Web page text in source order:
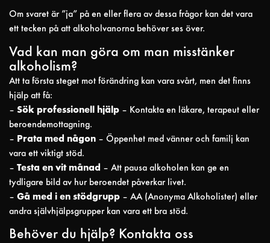
Om svaret är ”ja” på en eller flera av dessa frågor kan det vara
ett tecken på att alkoholvanorna behöver ses över.
Vad kan man göra om man misstänker
alkoholism?
Att ta första steget mot förändring kan vara svårt, men det finns
hjälp att få:
– Sök professionell hjälp – Kontakta en läkare, terapeut eller
beroendemottagning.
– Prata med någon – Öppenhet med vänner och familj kan
vara ett viktigt stöd.
– Testa en vit månad – Att pausa alkoholen kan ge en
tydligare bild av hur beroendet påverkar livet.
– Gå med i en stödgrupp – AA (Anonyma Alkoholister) eller
andra självhjälpsgrupper kan vara ett bra stöd.
Behöver du hjälp? Kontakta oss